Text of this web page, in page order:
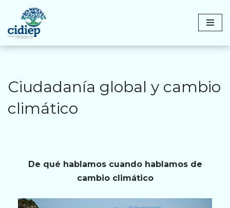
Saltar
al
Ciudadanía global y cambio
climático
De qué hablamos cuando hablamos de
cambio climático